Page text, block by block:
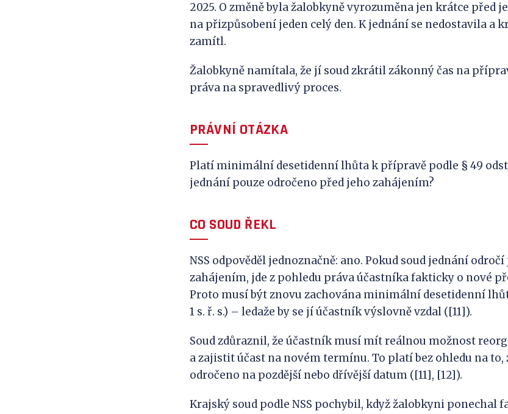
2025. O změně byla žalobkyně vyrozuměna jen krátce před
na přizpůsobení jeden celý den. K jednání se nedostavila a
zamítl.
Žalobkyně namítala, že jí soud zkrátil zákonný čas na
práva na spravedlivý proces.
PRÁVNÍ OTÁZKA
Platí minimální desetidenní lhůta k přípravě podle § 49 odst.
jednání pouze odročeno před jeho zahájením?
CO SOUD ŘEKL
NSS odpověděl jednoznačně: ano. Pokud soud jednání
zahájením, jde z pohledu práva účastníka fakticky o nové
Proto musí být znovu zachována minimální desetidenní
1 s. ř. s.) – ledaže by se jí účastník výslovně vzdal ([11]).
Soud zdůraznil, že účastník musí mít reálnou možnost
a zajistit účast na novém termínu. To platí bez ohledu na to,
odročeno na pozdější nebo dřívější datum ([11], [12]).
Krajský soud podle NSS pochybil, když žalobkyni ponechal